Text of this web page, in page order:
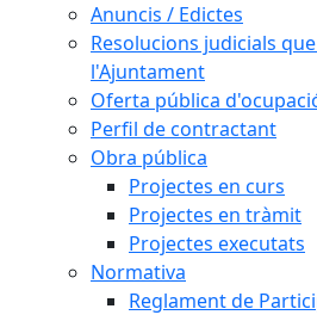
Anuncis / Edictes
Resolucions judicials
l'Ajuntament
Oferta pública
Perfil de contractant
Obra pública
Projectes en curs
Projectes en tràmit
Projectes executats
Normativa
Reglament de